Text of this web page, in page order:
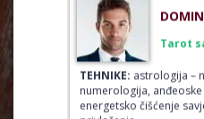
TEHNIKE:astrologija –
numerologija, anđeoske
energetsko čišćenje
privlačenja